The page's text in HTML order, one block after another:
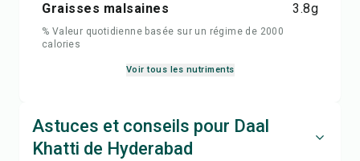
Graisses malsaines
3.8g
% Valeur quotidienne basée sur un régime de 2000
calories
Voir tous les nutriments
Astuces et conseils pour Daal
Khatti de Hyderabad